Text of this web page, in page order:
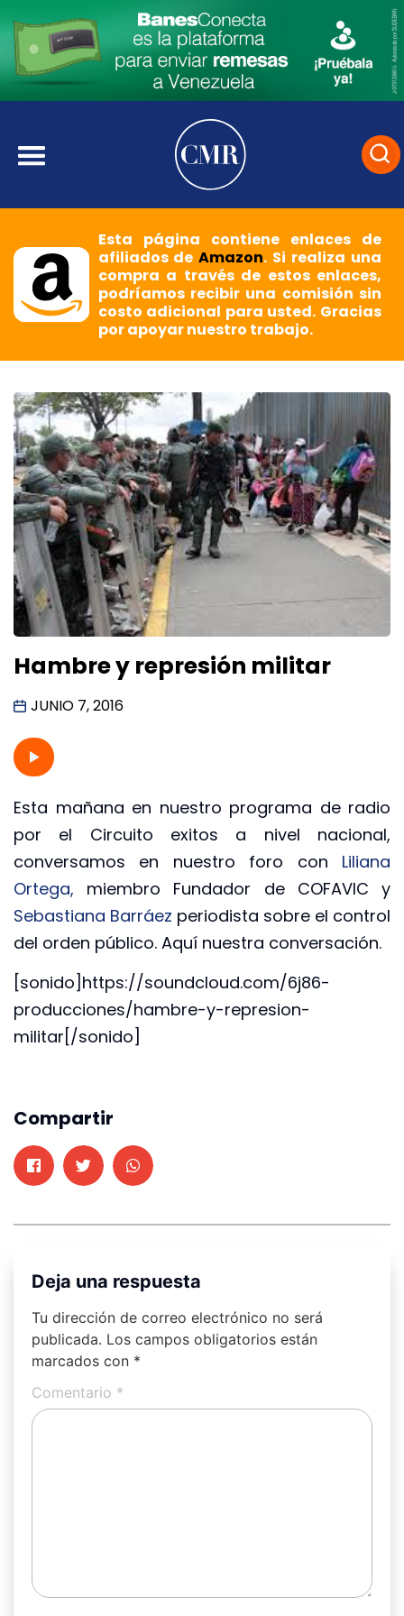
Esta página contiene enlaces de
afiliados deAmazon. Si realiza una
compra a través de estos enlaces,
podríamos recibir una comisión sin
costo adicional para usted. Gracias
por apoyar nuestro trabajo.
Hambre y represión militar
JUNIO 7, 2016
Esta mañana en nuestro programa de radio
por el Circuito exitos a nivel nacional,
conversamos en nuestro foro con Liliana
Ortega, miembro Fundador de COFAVIC y
Sebastiana Barráez periodista sobre el control
del orden público. Aquí nuestra conversación.
[sonido]https://soundcloud.com/6j86-
producciones/hambre-y-represion-
militar[/sonido]
Compartir
Deja una respuesta
Tu dirección de correo electrónico no será
publicada. Los campos obligatorios están
marcados con *
Comentario *